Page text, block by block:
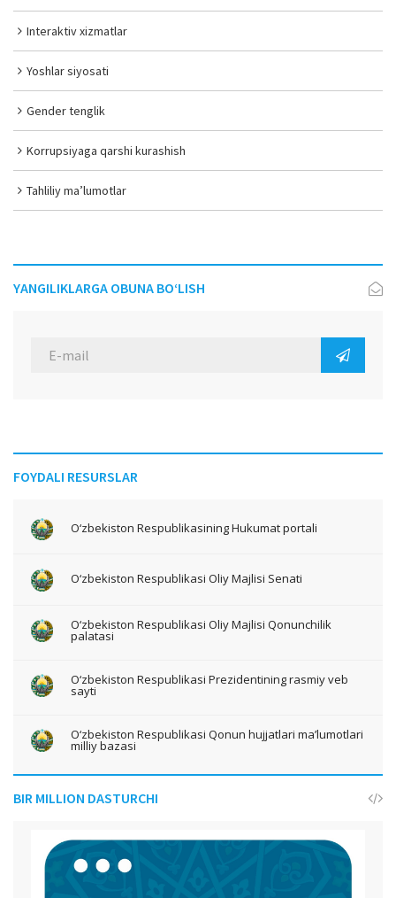
Interaktiv xizmatlar
Yoshlar siyosati
Gender tenglik
Korrupsiyaga qarshi kurashish
Tahliliy ma’lumotlar
YANGILIKLARGA OBUNA BO‘LISH
FOYDALI RESURSLAR
O‘zbekiston Respublikasining Hukumat portali
O‘zbekiston Respublikasi Oliy Majlisi Senati
O‘zbekiston Respublikasi Oliy Majlisi Qonunchilik
palatasi
O‘zbekiston Respublikasi Prezidentining rasmiy veb
sayti
O‘zbekiston Respublikasi Qonun hujjatlari ma’lumotlari
milliy bazasi
BIR MILLION DASTURCHI